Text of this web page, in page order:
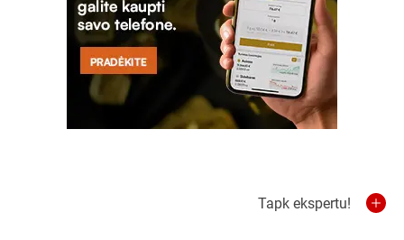
Tapk ekspertu!